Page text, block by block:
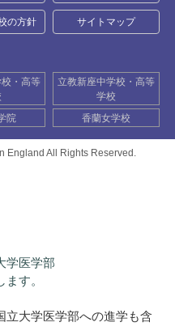
の方針 サイトマップ
・高等
立教新座中学校・高等
学校
院 香蘭女学校
England All Rights Reserved.
学医学部
す。
立大学医学部への進学も含